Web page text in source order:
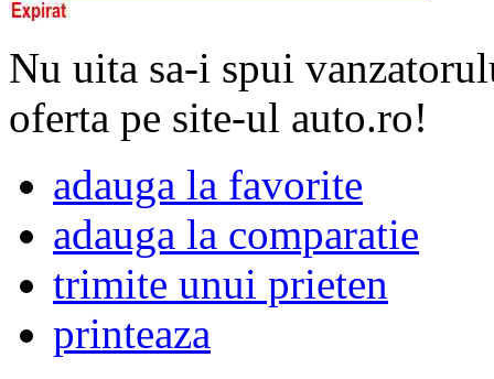
Nu uita sa-i spui
oferta pe site-ul auto.ro!
adauga la favorite
adauga la comparatie
trimite unui prieten
printeaza